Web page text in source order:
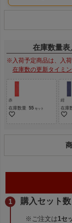
在庫数量表
※入荷予定商品は、入荷
在庫数の更新タイミ
赤
在庫数量 55
紺
在庫
購入セット数
※ご注文は1セ